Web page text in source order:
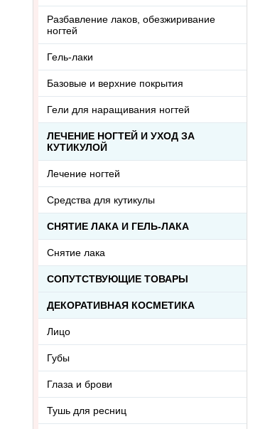
Разбавление лаков, обезжиривание
ногтей
Гель-лаки
Базовые и верхние покрытия
Гели для наращивания ногтей
ЛЕЧЕНИЕ НОГТЕЙ И УХОД ЗА
КУТИКУЛОЙ
Лечение ногтей
Средства для кутикулы
СНЯТИЕ ЛАКА И ГЕЛЬ-ЛАКА
Снятие лака
СОПУТСТВУЮЩИЕ ТОВАРЫ
ДЕКОРАТИВНАЯ КОСМЕТИКА
Лицо
Губы
Глаза и брови
Тушь для ресниц